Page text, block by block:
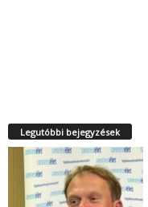
Legutóbbi bejegyzések